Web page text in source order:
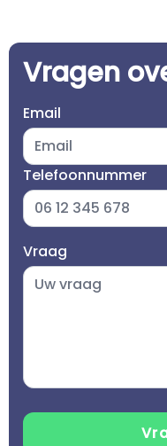
Vragen
Email
Telefoonnummer
Vraag